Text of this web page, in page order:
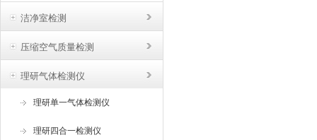
洁净室检测
压缩空气质量检测
理研气体检测仪
理研单一气体检测仪
理研四合一检测仪